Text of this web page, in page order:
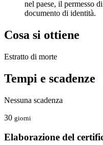
nel paese, il permesso
documento di identità.
Cosa si ottiene
Estratto di morte
Tempi e scadenze
Nessuna scadenza
30 giorni
Elaborazione del